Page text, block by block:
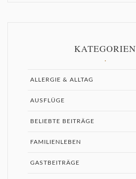
KATEGORIEN
ALLERGIE & ALLTAG
AUSFLÜGE
BELIEBTE BEITRÄGE
FAMILIENLEBEN
GASTBEITRÄGE